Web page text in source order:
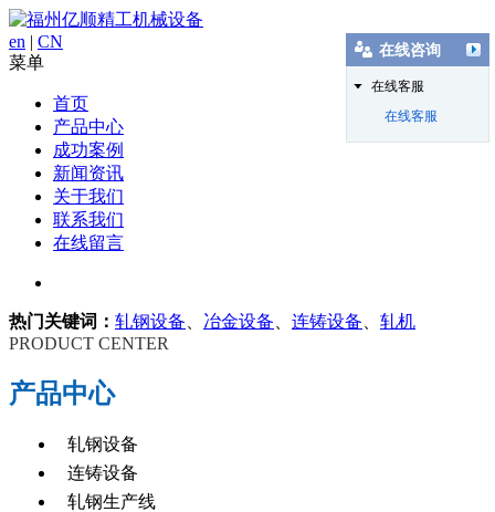
en | CN
菜单
首页
产品中心
成功案例
新闻资讯
关于我们
联系我们
在线留言
热门关键词： 轧钢设备 冶金设备 连铸设备
轧机
PRODUCT CENTER
产品中心
轧钢设备
连铸设备
轧钢生产线
在线咨询
在线客服
在线客服